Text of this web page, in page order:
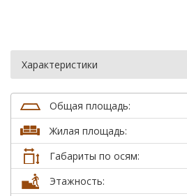
Характеристики
Общая площадь:
Жилая площадь:
Габариты по осям:
Этажность: